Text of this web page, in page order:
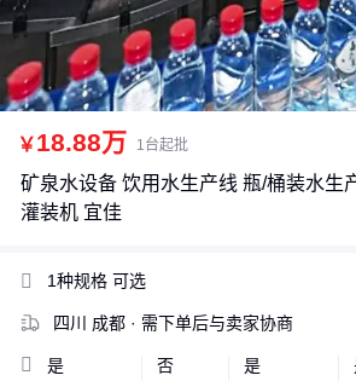
￥18.88万 1台起批
矿泉水设备 饮用水生产线 瓶/桶装水生
灌装机 宜佳
1种规格 可选
四川 成都 · 需下单后与卖家协商
是 否 是